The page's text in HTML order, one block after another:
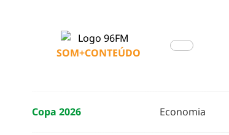
SOM+CONTEÚDO
Copa 2026 Economia